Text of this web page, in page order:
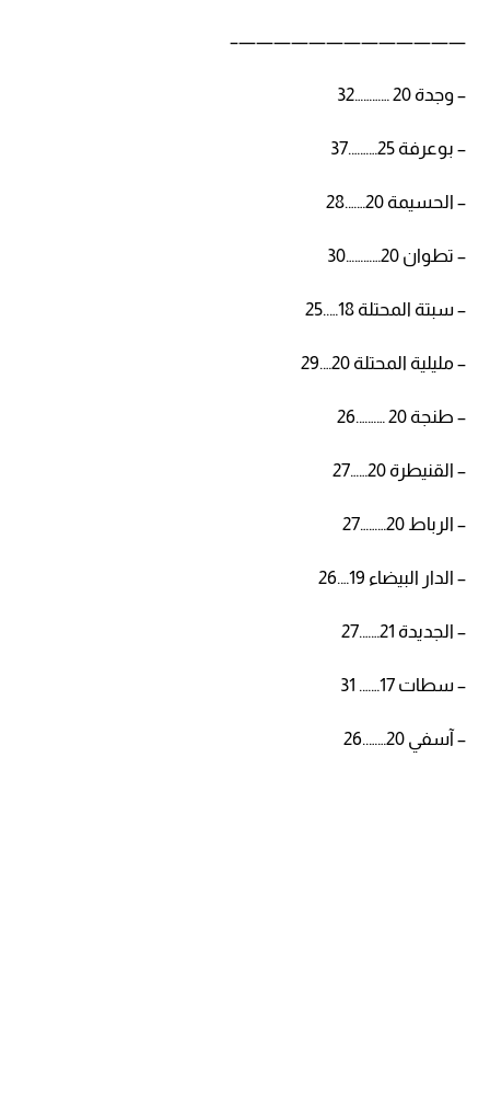
—————————————–
– وجدة 20 …………32
– بوعرفة 25……….37
– الحسيمة 20…….28
– تطوان 20…………30
– سبتة المحتلة 18…..25
– مليلية المحتلة 20….29
– طنجة 20 ……….26
– القنيطرة 20……27
– الرباط 20………27
– الدار البيضاء 19….26
– الجديدة 21…….27
– سطات 17……. 31
– آسفي 20……..26